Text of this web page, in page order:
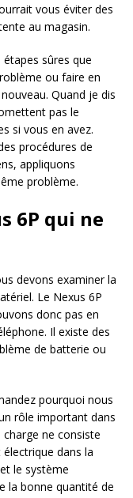
vous éviter des
au magasin.
sûres que
ou faire en
Quand je dis
pas le
si vous en avez.
procédures de
appliquons
problème.
6P qui ne
devons examiner la
Le Nexus 6P
donc pas en
Il existe des
de batterie ou
pourquoi nous
rôle important dans
ne consiste
dans la
le système
la bonne quantité de